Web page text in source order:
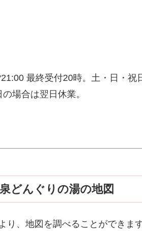
最終受付20時。土・日・祝
場合は翌日休業。
どんぐりの湯の地図
り、地図を調べることができま